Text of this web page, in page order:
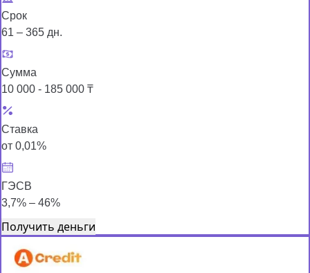
Срок
61 – 365 дн.
Сумма
10 000 - 185 000 ₸
Ставка
от 0,01%
ГЭСВ
3,7% – 46%
Получить деньги